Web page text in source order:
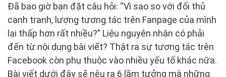
Đã bao giờ bạn đặt câu hỏi: “Vì sao so với đối thủ
cạnh tranh, lượng tương tác trên Fanpage của mình
lại thấp hơn rất nhiều?” Liệu nguyên nhân có phải
đến từ nội dung bài viết? Thật ra sự tương tác trên
Facebook còn phụ thuộc vào nhiều yếu tố khác nữa.
Bài viết dưới đây sẽ nêu ra 6 lầm tưởng mà những